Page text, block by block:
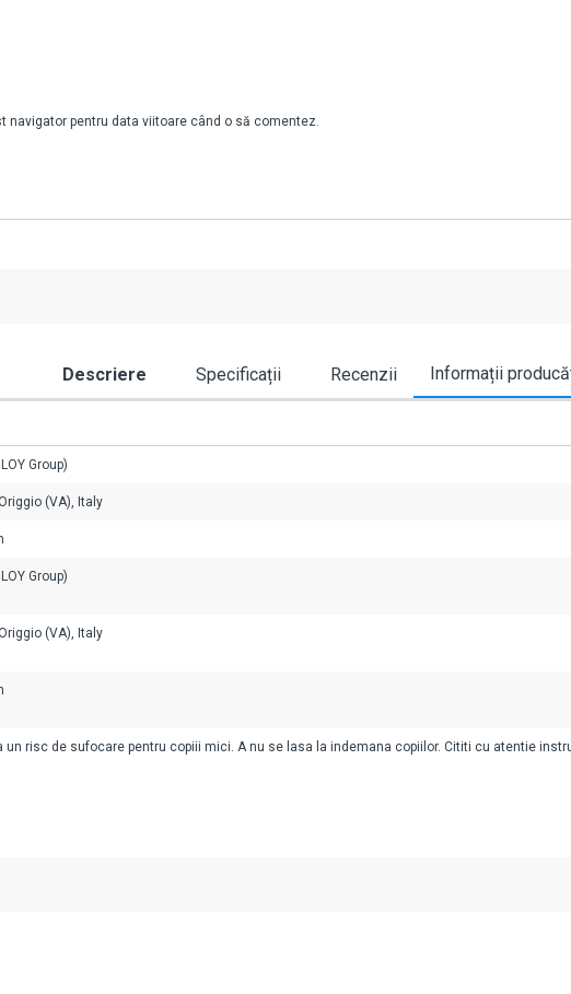
navigator pentru data viitoare când o să comentez.
Descriere Specificații Recenzii Informații
Group)
(VA), Italy
Group)
(VA), Italy
un risc de sufocare pentru copiii mici. A nu se lasa la indemana copiilor. Cititi cu atentie